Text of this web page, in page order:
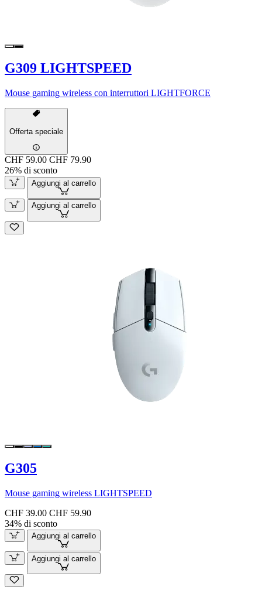
G309 LIGHTSPEED
Mouse gaming wireless con interruttori LIGHTFORCE
Offerta speciale
CHF 59.00 CHF 79.90
26% di sconto
Aggiungi al carrello
Aggiungi al carrello
G305
Mouse gaming wireless LIGHTSPEED
CHF 39.00 CHF 59.90
34% di sconto
Aggiungi al carrello
Aggiungi al carrello